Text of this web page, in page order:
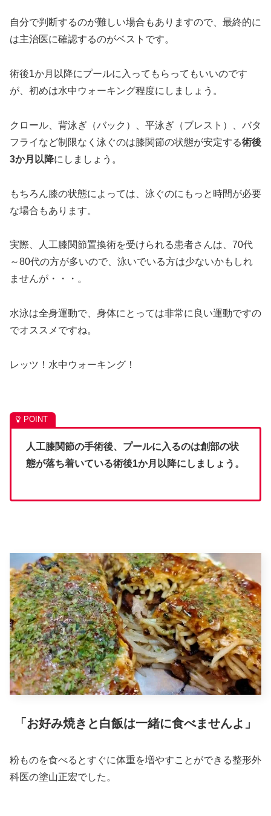
自分で判断するのが難しい場合もありますので、最終的に
は主治医に確認するのがベストです。
術後1か月以降にプールに入ってもらってもいいのです
が、初めは水中ウォーキング程度にしましょう。
クロール、背泳ぎ（バック）、平泳ぎ（ブレスト）、バタ
フライなど制限なく泳ぐのは膝関節の状態が安定する術後
3か月以降にしましょう。
もちろん膝の状態によっては、泳ぐのにもっと時間が必要
な場合もあります。
実際、人工膝関節置換術を受けられる患者さんは、70代
～80代の方が多いので、泳いでいる方は少ないかもしれ
ませんが・・・。
水泳は全身運動で、身体にとっては非常に良い運動ですの
でオススメですね。
レッツ！水中ウォーキング！
人工膝関節の手術後、プールに入るのは創部の状
態が落ち着いている術後1か月以降にしましょう。
「お好み焼きと白飯は一緒に食べませんよ」
粉ものを食べるとすぐに体重を増やすことができる整形外
科医の塗山正宏でした。